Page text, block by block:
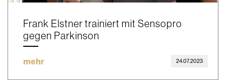
Frank Elstner trainiert mit Sensopro
gegen Parkinson
mehr 24.07.2023